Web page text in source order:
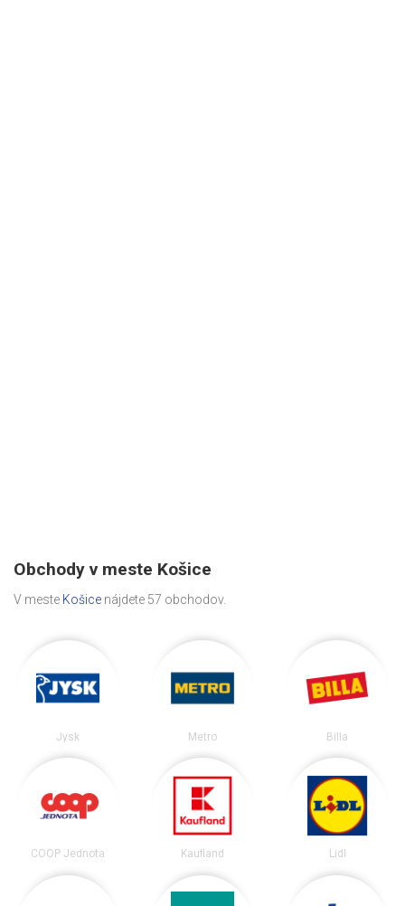
Obchody v meste Košice
V meste Košice nájdete 57 obchodov.
Jysk Metro Billa
COOP Jednota Kaufland Lidl